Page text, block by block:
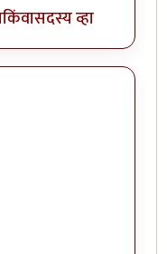
किंवासदस्य व्हा